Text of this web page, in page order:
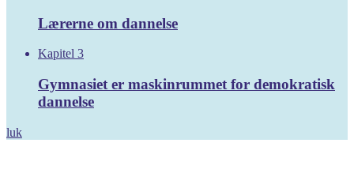
Lærerne om dannelse
Kapitel 3
Gymnasiet er maskinrummet for demokratisk
dannelse
luk